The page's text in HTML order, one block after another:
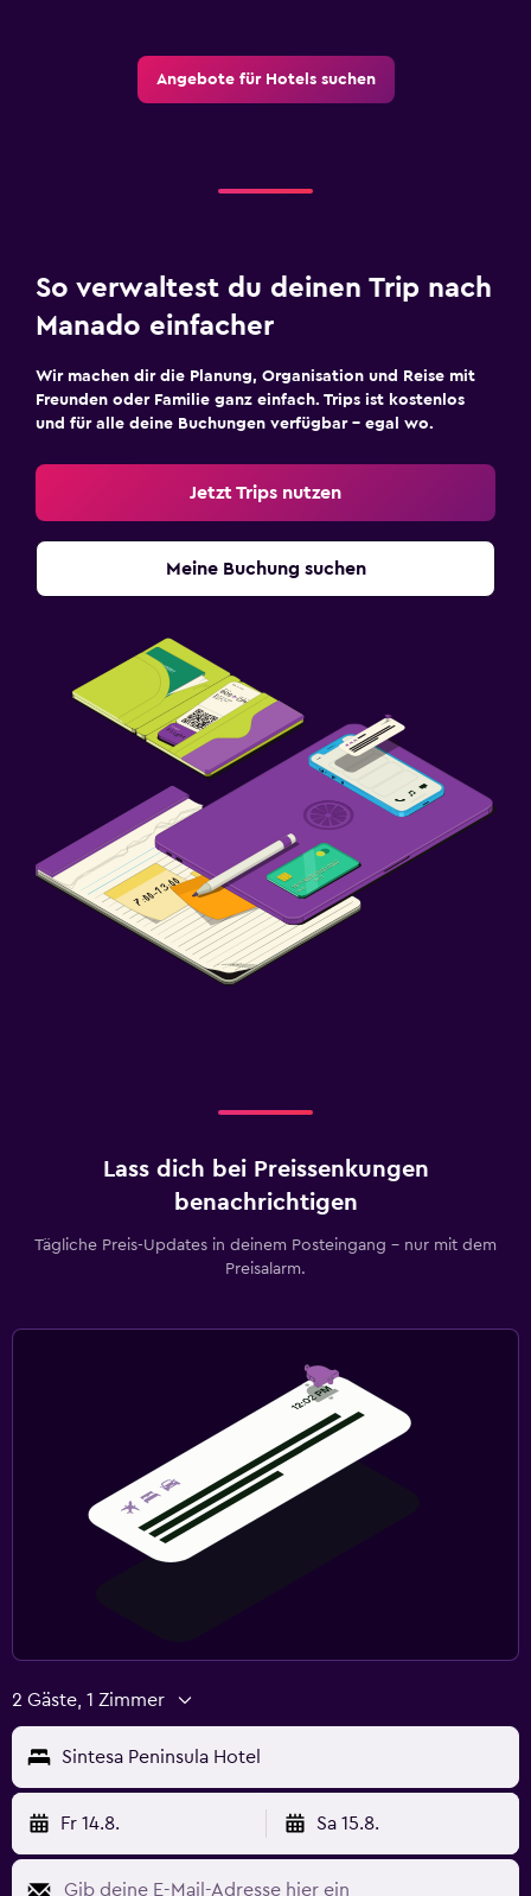
Angebote für Hotels suchen
So verwaltest du deinen Trip nach
Manado einfacher
Wir machen dir die Planung, Organisation und Reise mit
Freunden oder Familie ganz einfach. Trips ist kostenlos
und für alle deine Buchungen verfügbar – egal wo.
Jetzt Trips nutzen
Meine Buchung suchen
Lass dich bei Preissenkungen
benachrichtigen
Tägliche Preis-Updates in deinem Posteingang – nur mit dem
Preisalarm.
2 Gäste, 1 Zimmer
Sintesa Peninsula Hotel
Fr 14.8. Sa 15.8.